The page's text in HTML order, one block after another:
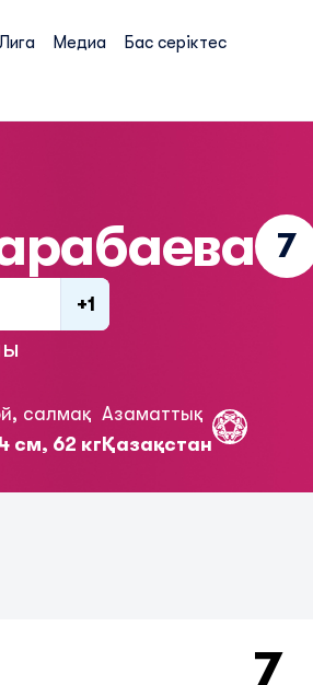
Медиа Бас серіктес
+1
7
салмақ
см, 62 кг
Азаматтық
Қазақстан
7